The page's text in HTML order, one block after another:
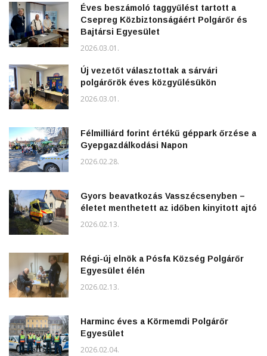
Éves beszámoló taggyűlést tartott a
Csepreg Közbiztonságáért Polgárőr és
Bajtársi Egyesület
2026.03.01.
Új vezetőt választottak a sárvári
polgárőrök éves közgyűlésükön
2026.03.01.
Félmilliárd forint értékű géppark őrzése a
Gyepgazdálkodási Napon
2026.02.28.
Gyors beavatkozás Vasszécsenyben –
életet menthetett az időben kinyitott ajtó
2026.02.13.
Régi-új elnök a Pósfa Község Polgárőr
Egyesület élén
2026.02.13.
Harminc éves a Körmemdi Polgárőr
Egyesület
2026.02.04.